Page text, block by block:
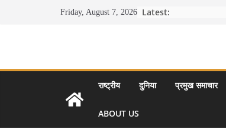
Friday, August 7, 2026 Latest:
राष्ट्रीय दुनिया प्रमुख समाचार
ABOUT US